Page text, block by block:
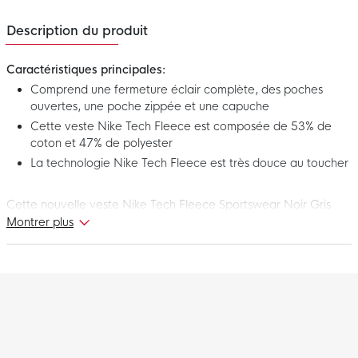
Description du produit
Caractéristiques principales:
Comprend une fermeture éclair complète, des poches
ouvertes, une poche zippée et une capuche
Cette veste Nike Tech Fleece est composée de 53% de
coton et 47% de polyester
La technologie Nike Tech Fleece est très douce au toucher
Cette nouvelle veste Nike Tech Fleece Sportswear Noir Gris
Clair fait partie de la collection Nike Tech Fleece. Nike Tech
Montrer plus